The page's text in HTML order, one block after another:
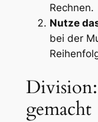
Rechnen.
Nutze
bei der
gemacht